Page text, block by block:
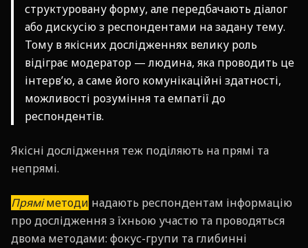
структуровану форму, але передбачають діалог
або дискусію з респондентами на задану тему.
Тому в якісних дослідженнях велику роль
відіграє модератор — людина, яка проводить це
інтерв’ю, а саме його комунікаційні здатності,
можливості розуміння та емпатії до
респондентів.
Якісні дослідження теж поділяють на прямі та
непрямі.
Пряміметоди надають респондентам інформацію
про дослідження з їхньою участю та проводяться
двома методами: фокус-групи та глибинні